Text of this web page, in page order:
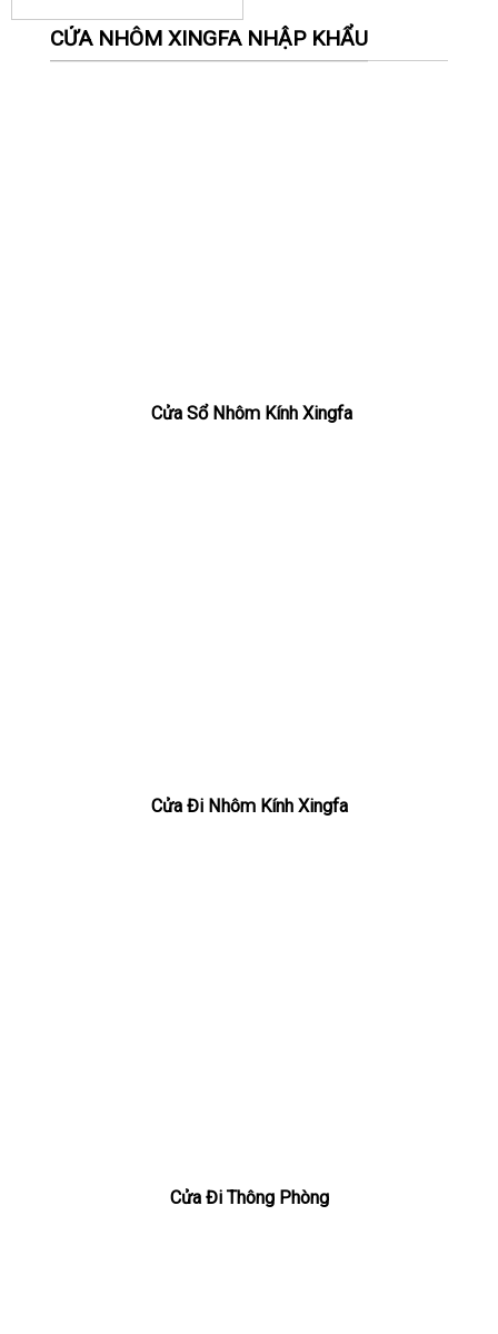
CỬA NHÔM XINGFA NHẬP KHẨU
Cửa Sổ Nhôm Kính Xingfa
Cửa Đi Nhôm Kính Xingfa
Cửa Đi Thông Phòng